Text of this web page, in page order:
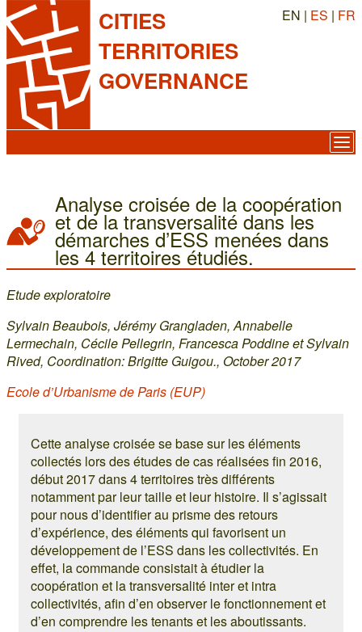
CITIES
TERRITORIES
GOVERNANCE
EN | ES | FR
Analyse croisée de la coopération
et de la transversalité dans les
démarches d’ESS menées dans
les 4 territoires étudiés.
Etude exploratoire
Sylvain Beaubois, Jérémy Grangladen, Annabelle
Lermechain, Cécile Pellegrin, Francesca Poddine et Sylvain
Rived, Coordination: Brigitte Guigou., October 2017
Ecole d’Urbanisme de Paris (EUP)
Cette analyse croisée se base sur les éléments
collectés lors des études de cas réalisées fin 2016,
début 2017 dans 4 territoires très différents
notamment par leur taille et leur histoire. Il s’agissait
pour nous d’identifier au prisme des retours
d’expérience, des éléments qui favorisent un
développement de l’ESS dans les collectivités. En
effet, la commande consistait à étudier la
coopération et la transversalité inter et intra
collectivités, afin d’en observer le fonctionnement et
d’en comprendre les tenants et les aboutissants.